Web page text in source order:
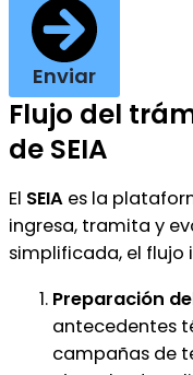
Enviar
Flujo del
de SEIA
El SEIA es la
ingresa, tramita y
simplificada, el flujo
Preparación
antecedentes
campañas de